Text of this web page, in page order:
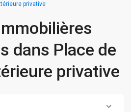
privative
dans Place de
privative